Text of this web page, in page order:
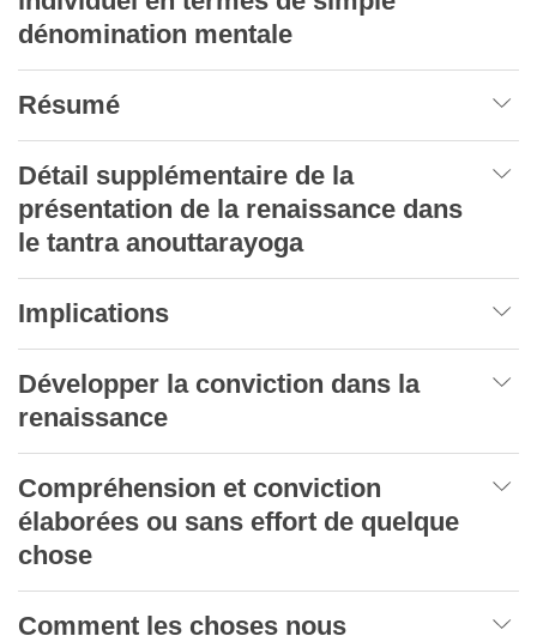
dénomination mentale
Résumé
Détail supplémentaire de la
présentation de la renaissance dans
le tantra anouttarayoga
Implications
Développer la conviction dans la
renaissance
Compréhension et conviction
élaborées ou sans effort de quelque
chose
Comment les choses nous